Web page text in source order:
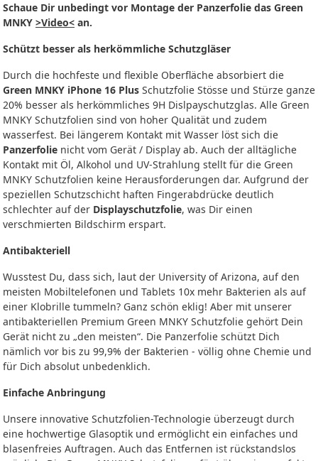
Schaue Dir unbedingt vor Montage der Panzerfolie das Green
MNKY >Video< an.
Schützt besser als herkömmliche Schutzgläser
Durch die hochfeste und flexible Oberfläche absorbiert die
Green MNKY iPhone 16 Plus Schutzfolie Stösse und Stürze ganze
20% besser als herkömmliches 9H Dislpayschutzglas. Alle Green
MNKY Schutzfolien sind von hoher Qualität und zudem
wasserfest. Bei längerem Kontakt mit Wasser löst sich die
Panzerfolie nicht vom Gerät / Display ab. Auch der alltägliche
Kontakt mit Öl, Alkohol und UV-Strahlung stellt für die Green
MNKY Schutzfolien keine Herausforderungen dar. Aufgrund der
speziellen Schutzschicht haften Fingerabdrücke deutlich
schlechter auf der Displayschutzfolie, was Dir einen
verschmierten Bildschirm erspart.
Antibakteriell
Wusstest Du, dass sich, laut der University of Arizona, auf den
meisten Mobiltelefonen und Tablets 10x mehr Bakterien als auf
einer Klobrille tummeln? Ganz schön eklig! Aber mit unserer
antibakteriellen Premium Green MNKY Schutzfolie gehört Dein
Gerät nicht zu „den meisten“. Die Panzerfolie schützt Dich
nämlich vor bis zu 99,9% der Bakterien - völlig ohne Chemie und
für Dich absolut unbedenklich.
Einfache Anbringung
Unsere innovative Schutzfolien-Technologie überzeugt durch
eine hochwertige Glasoptik und ermöglicht ein einfaches und
blasenfreies Auftragen. Auch das Entfernen ist rückstandslos